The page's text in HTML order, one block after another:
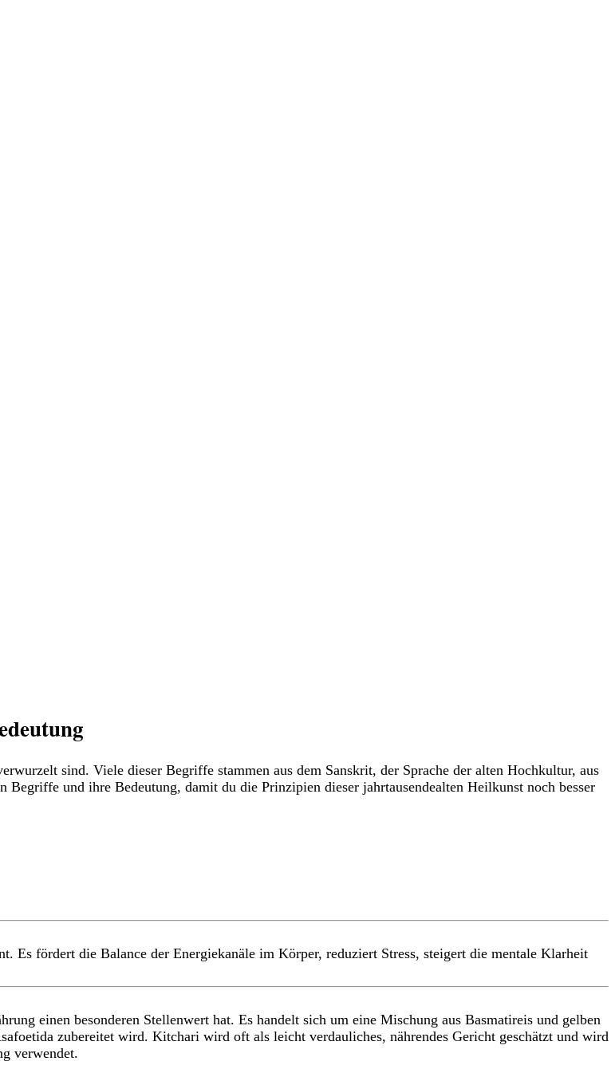
sind. Viele dieser Begriffe stammen aus dem Sanskrit, der Sprache der alten Hochkultur, aus
und ihre Bedeutung, damit du die Prinzipien dieser jahrtausendealten Heilkunst noch besser
Es fördert die Balance der Energiekanäle im Körper, reduziert Stress, steigert die mentale Klarheit
einen besonderen Stellenwert hat. Es handelt sich um eine Mischung aus Basmatireis und gelben
zubereitet wird. Kitchari wird oft als leicht verdauliches, nährendes Gericht geschätzt und wird
verwendet.